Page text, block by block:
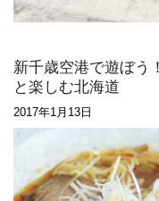
新千歳空港で遊ぼう
と楽しむ北海道
2017年1月13日